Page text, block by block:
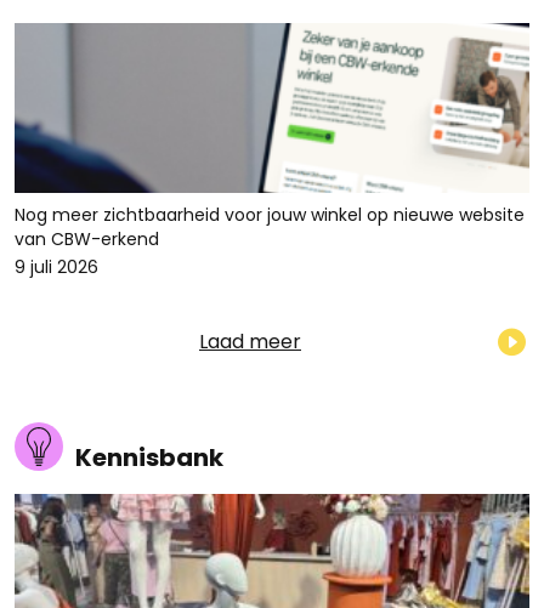
Nog meer zichtbaarheid voor jouw winkel op nieuwe website
van CBW-erkend
9 juli 2026
Laad meer
Kennisbank